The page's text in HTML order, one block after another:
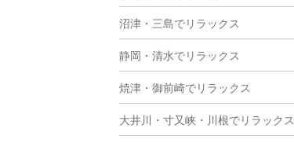
沼津・三島でリラックス
静岡・清水でリラックス
焼津・御前崎でリラックス
大井川・寸又峡・川根でリラックス